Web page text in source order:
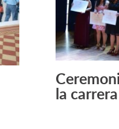
la